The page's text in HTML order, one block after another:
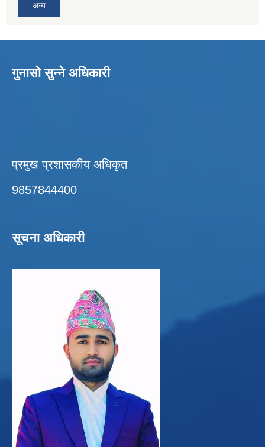
अन्य
गुनासो सुन्ने अधिकारी
प्रमुख प्रशासकीय अधिकृत
9857844400
सूचना अधिकारी